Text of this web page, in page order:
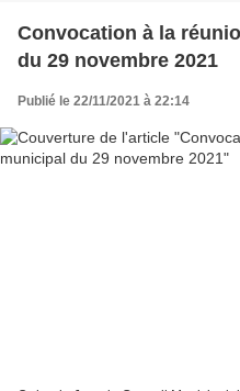
Convocation à la
du 29 novembre 2021
Publié le 22/11/2021 à 22:14